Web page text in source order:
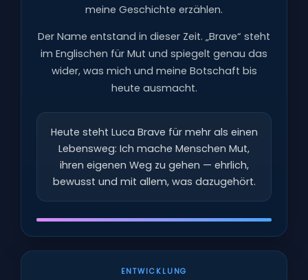
meine Geschichte erzählen.
Der Name entstand in dieser Zeit. „Brave“ steht
im Englischen für Mut und spiegelt genau das
wider, was mich und meine Botschaft bis
heute ausmacht.
Heute steht Luca Brave für mehr als einen
Lebensweg: Ich mache Menschen Mut,
ihren eigenen Weg zu gehen — ehrlich,
bewusst und mit allem, was dazugehört.
ENTWICKLUNG